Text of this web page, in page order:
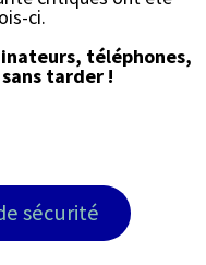
ci.
téléphones,
tarder !
sécurité